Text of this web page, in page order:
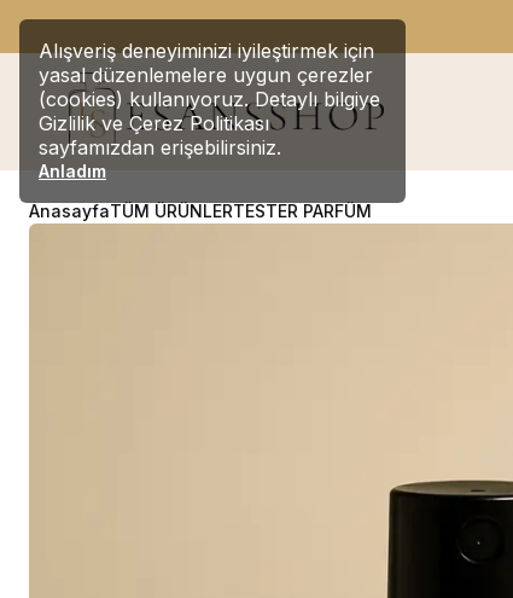
Alışveriş deneyiminizi iyileştirmek için
yasal düzenlemelere uygun çerezler
(cookies) kullanıyoruz. Detaylı bilgiye
Gizlilik ve Çerez Politikası
sayfamızdan erişebilirsiniz.
Anladım
AnasayfaTÜM ÜRÜNLERTESTER PARFÜM